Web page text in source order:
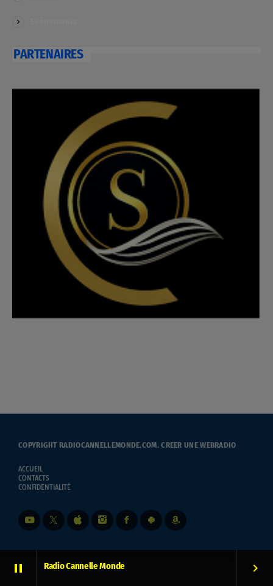
pause Radio Cannelle Monde keyboard_arrow_right
PARTENAIRES
COPYRIGHT RADIOCANNELLEMONDE.COM.CREER UNE WEBRADIO
ACCUEIL
CONTACTS
CONFIDENTIALITÉ